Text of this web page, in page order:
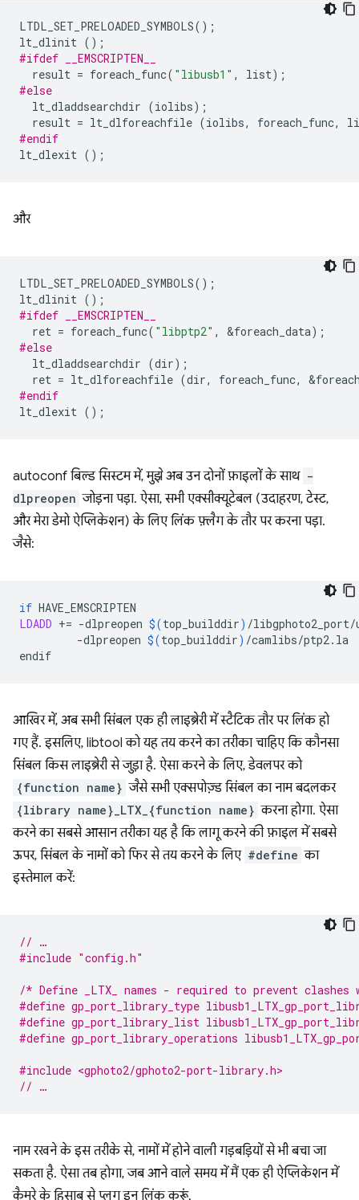
LTDL_SET_PRELOADED_SYMBOLS();
lt_dlinit ();
#ifdef __EMSCRIPTEN__
result = foreach_func( "libusb1" , list);
#else
lt_dladdsearchdir (iolibs);
result = lt_dlforeachfile (iolibs, foreach_func,
#endif
lt_dlexit ();
और
LTDL_SET_PRELOADED_SYMBOLS();
lt_dlinit ();
#ifdef __EMSCRIPTEN__
ret = foreach_func( "libptp2" , &foreach_data);
#else
lt_dladdsearchdir (dir);
ret = lt_dlforeachfile (dir, foreach_func, &
#endif
lt_dlexit ();
autoconf बिल्ड सिस्टम में, मुझे अब उन दोनों फ़ाइलों के साथ -
dlpreopen जोड़ना पड़ा. ऐसा, सभी एक्सीक्यूटेबल (उदाहरण, टेस्ट,
और मेरा डेमो ऐप्लिकेशन) के लिए लिंक फ़्लैग के तौर पर करना पड़ा.
जैसे:
if
LDADD += -dlpreopen $(top_builddir) /libgphoto2_port/
-dlpreopen $(top_builddir) /camlibs/ptp2.la
आखिर में, अब सभी सिंबल एक ही लाइब्रेरी में स्टैटिक तौर पर लिंक हो
गए हैं. इसलिए, libtool को यह तय करने का तरीका चाहिए कि कौनसा
सिंबल किस लाइब्रेरी से जुड़ा है. ऐसा करने के लिए, डेवलपर को
{function name} जैसे सभी एक्सपोज़्ड सिंबल का नाम बदलकर
{library name}_LTX_{function name} करना होगा. ऐसा
करने का सबसे आसान तरीका यह है कि लागू करने की फ़ाइल में सबसे
ऊपर, सिंबल के नामों को फिर से तय करने के लिए #define का
इस्तेमाल करें:
// …
#include "config.h"
/* Define _LTX_ names - required to prevent
#define gp_port_library_type
#define gp_port_library_list
#define gp_port_library_operations
#include <gphoto2/gphoto2-port-library.h>
// …
नाम रखने के इस तरीके से, नामों में होने वाली गड़बड़ियों से भी बचा जा
सकता है. ऐसा तब होगा, जब आने वाले समय में मैं एक ही ऐप्लिकेशन में
कैमरे के हिसाब से प्लग इन लिंक करूं.